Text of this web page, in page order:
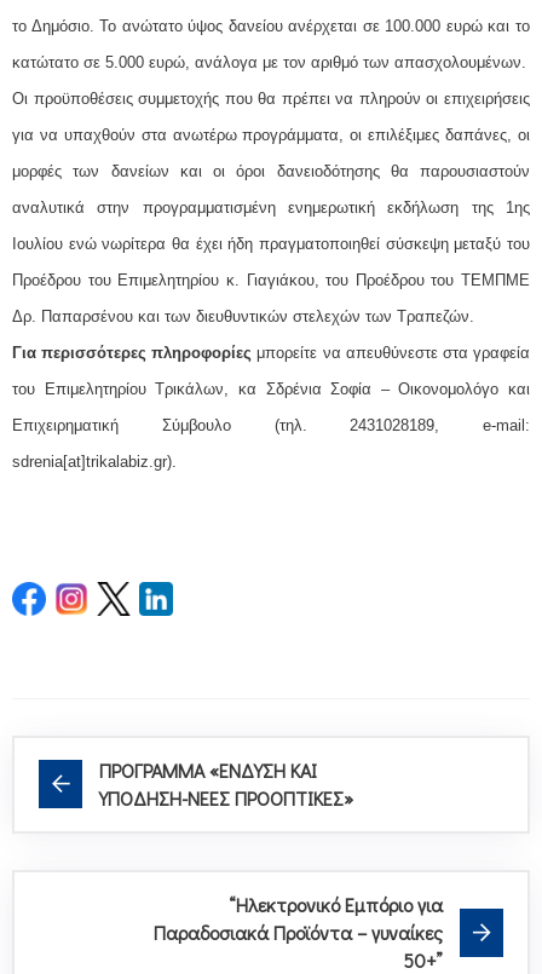
το Δημόσιο. Το ανώτατο ύψος δανείου ανέρχεται σε 100.000 ευρώ και το
κατώτατο σε 5.000 ευρώ, ανάλογα με τον αριθμό των απασχολουμένων.
Οι προϋποθέσεις συμμετοχής που θα πρέπει να πληρούν οι επιχειρήσεις
για να υπαχθούν στα ανωτέρω προγράμματα, οι επιλέξιμες δαπάνες, οι
μορφές των δανείων και οι όροι δανειοδότησης θα παρουσιαστούν
αναλυτικά στην προγραμματισμένη ενημερωτική εκδήλωση της 1ης
Ιουλίου ενώ νωρίτερα θα έχει ήδη πραγματοποιηθεί σύσκεψη μεταξύ του
Προέδρου του Επιμελητηρίου κ. Γιαγιάκου, του Προέδρου του ΤΕΜΠΜΕ
Δρ. Παπαρσένου και των διευθυντικών στελεχών των Τραπεζών.
Για περισσότερες πληροφορίες μπορείτε να απευθύνεστε στα γραφεία
του Επιμελητηρίου Τρικάλων, κα Σδρένια Σοφία – Οικονομολόγο και
Επιχειρηματική Σύμβουλο (τηλ. 2431028189, e-mail:
sdrenia[at]trikalabiz.gr).
ΠΡΟΓΡΑΜΜΑ «ΕΝΔΥΣΗ ΚΑΙ
ΥΠΟΔΗΣΗ-ΝΕΕΣ ΠΡΟΟΠΤΙΚΕΣ»
“Ηλεκτρονικό Εμπόριο για
Παραδοσιακά Προϊόντα – γυναίκες
50+”